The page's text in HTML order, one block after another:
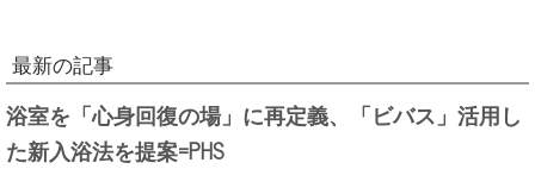
最新の記事
浴室を「心身回復の場」に再定義、「ビバス」活用し
た新入浴法を提案=PHS